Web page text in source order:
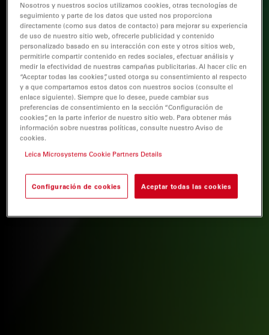
Nosotros y nuestros socios utilizamos cookies, otras tecnologías de
seguimiento y parte de los datos que usted nos proporciona
directamente (como sus datos de contacto) para mejorar su experiencia
de uso de nuestro sitio web, ofrecerle publicidad y contenido
personalizado basado en su interacción con este y otros sitios web,
permitirle compartir contenido en redes sociales, efectuar análisis y
medir la efectividad de nuestras campañas publicitarias. Al hacer clic en
“Aceptar todas las cookies”, usted otorga su consentimiento al respecto
y a que compartamos estos datos con nuestros socios (consulte el
enlace siguiente). Siempre que lo desee, puede cambiar sus
preferencias de consentimiento en la sección “Configuración de
cookies”, en la parte inferior de nuestro sitio web. Para obtener más
información sobre nuestras políticas, consulte nuestro Aviso de
cookies.
Leica Microsystems Cookie Partners Details
Configuración de cookies Aceptar todas las cookies